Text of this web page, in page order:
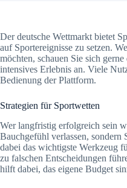
Der deutsche Wettmarkt bietet
auf Sportereignisse zu setzen.
möchten, schauen Sie sich gerne
intensives Erlebnis an. Viele
Bedienung der Plattform.
Strategien für Sportwetten
Wer langfristig erfolgreich sein
Bauchgefühl verlassen, sondern
dabei das wichtigste Werkzeug
zu falschen Entscheidungen
hilft dabei, das eigene Budget